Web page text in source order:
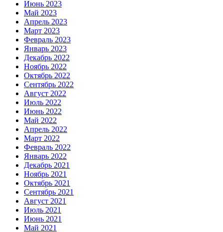
Июнь 2023
Май 2023
Апрель 2023
Март 2023
Февраль 2023
Январь 2023
Декабрь 2022
Ноябрь 2022
Октябрь 2022
Сентябрь 2022
Август 2022
Июль 2022
Июнь 2022
Май 2022
Апрель 2022
Март 2022
Февраль 2022
Январь 2022
Декабрь 2021
Ноябрь 2021
Октябрь 2021
Сентябрь 2021
Август 2021
Июль 2021
Июнь 2021
Май 2021